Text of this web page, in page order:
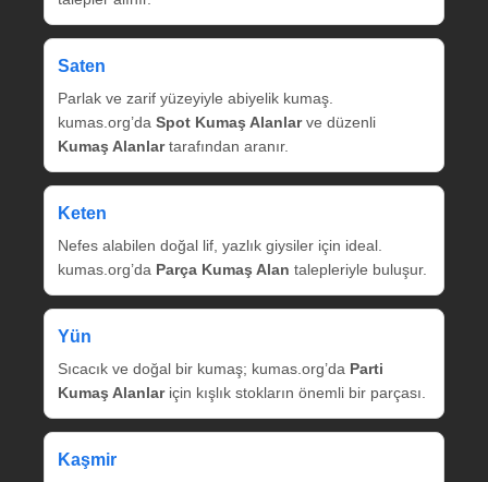
Saten
Parlak ve zarif yüzeyiyle abiyelik kumaş.
kumas.org’da Spot Kumaş Alanlarve düzenli
Kumaş Alanlartarafından aranır.
Keten
Nefes alabilen doğal lif, yazlık giysiler için ideal.
kumas.org’da Parça Kumaş Alan talepleriyle buluşur.
Yün
Sıcacık ve doğal bir kumaş; kumas.org’da Parti
Kumaş Alanlariçin kışlık stokların önemli bir parçası.
Kaşmir